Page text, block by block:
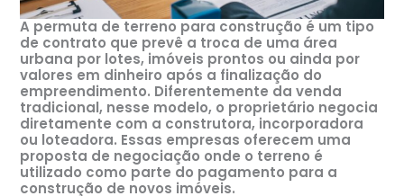
A permuta de terreno para construção é um tipo
de contrato que prevê a troca de uma área
urbana por lotes, imóveis prontos ou ainda por
valores em dinheiro após a finalização do
empreendimento. Diferentemente da venda
tradicional, nesse modelo, o proprietário negocia
diretamente com a construtora, incorporadora
ou loteadora. Essas empresas oferecem uma
proposta de negociação onde o terreno é
utilizado como parte do pagamento para a
construção de novos imóveis.